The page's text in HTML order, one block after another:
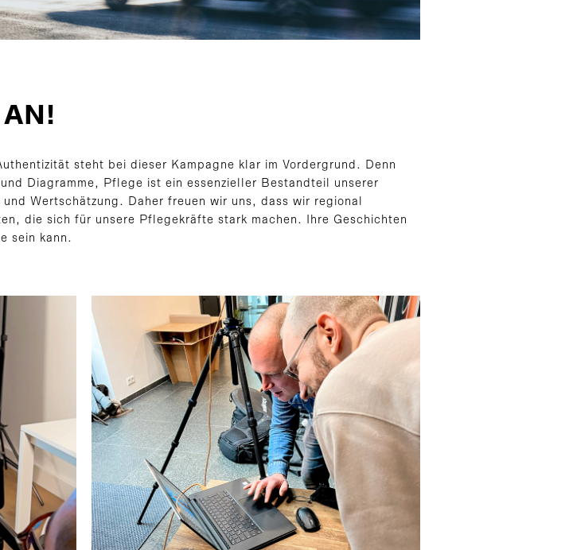
steht bei dieser Kampagne klar im Vordergrund. Denn
Diagramme, Pflege ist ein essenzieller Bestandteil unserer
Wertschätzung. Daher freuen wir uns, dass wir regional
die sich für unsere Pflegekräfte stark machen. Ihre Geschichten
sein kann.